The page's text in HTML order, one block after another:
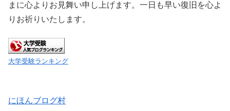
まに心よりお見舞い申し上げます。一日も早い復旧を心よ
りお祈りいたします。
大学受験ランキング
にほんブログ村